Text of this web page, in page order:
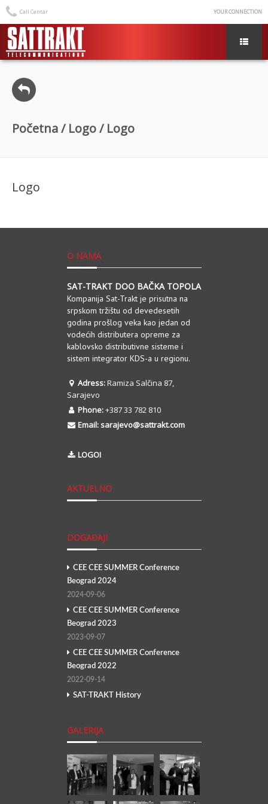
Call Centar YOUR CONNECTION
Početna/ Logo/ Logo
Logo
O NAMA
SAT-TRAKT DOO BAČKA TOPOLA
Kompanija Sat-Trakt je prisutna na
srpskom tržištu od devedesetih
godina prošlog veka kao jedan od
vodećih distributera opreme za
kablovsko distributivne sisteme i
sistem integrator KDS-a u regionu.
Adress:Ramiza Salčina 87,
Sarajevo
Phone:+387 33 782 810
Email:sarajevo@sattrakt.com
LOGOI
AKTUELNO
DOGAĐAJI
CEE CEE SUMMER Conference
Beograd 2024
2024-09-06
CEE CEE SUMMER Conference
Beograd 2023
2023-09-07
CEE CEE SUMMER Conference
Beograd 2022
2022-09-14
SAT-TRAKT History
GALERIJA